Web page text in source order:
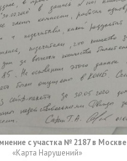
с участка № 2187 в Москве
«Карта Нарушений»